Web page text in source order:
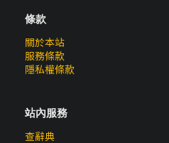
條款
關於本站
服務條款
隱私權條款
站內服務
查辭典